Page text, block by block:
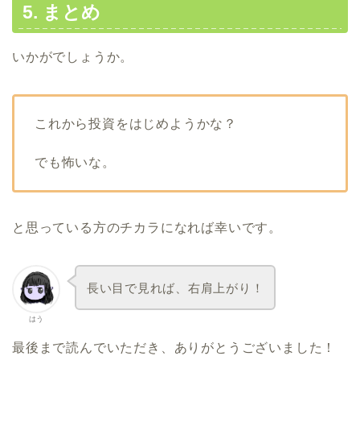
5. まとめ
いかがでしょうか。
これから投資をはじめようかな？
でも怖いな。
と思っている方のチカラになれば幸いです。
はう
長い目で見れば、右肩上がり！
最後まで読んでいただき、ありがとうございました！